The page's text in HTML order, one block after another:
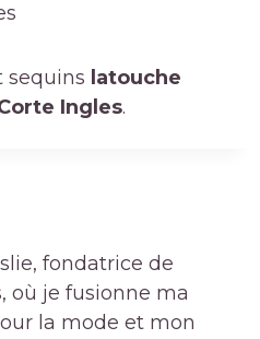
sequins latouche
Ingles.
fondatrice de
où je fusionne ma
la mode et mon